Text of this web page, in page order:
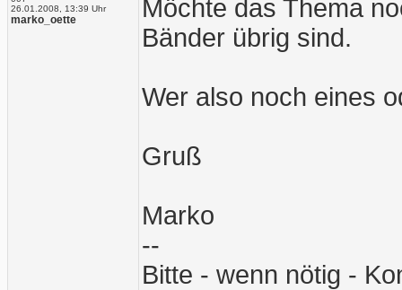
26.01.2008, 13:39 Uhr
marko_oette
Möchte das Thema
Bänder übrig sind.
Wer also noch eines
Gruß
Marko
--
Bitte - wenn nötig -